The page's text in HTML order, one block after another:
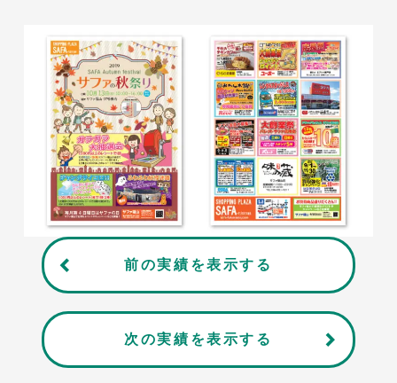
前の実績を表示する
次の実績を表示する